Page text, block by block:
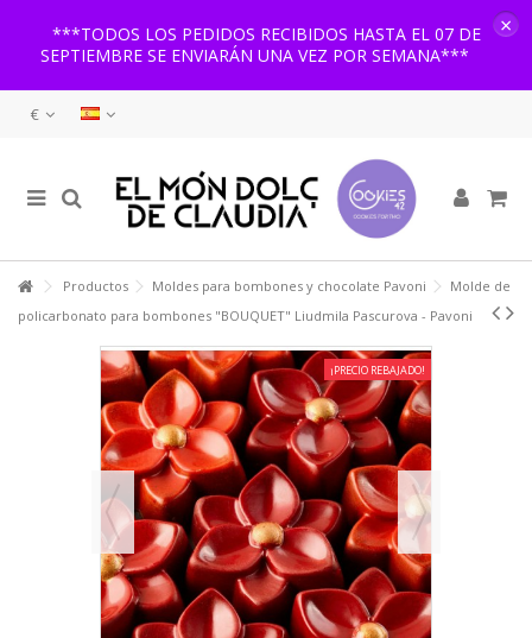
***TODOS LOS PEDIDOS RECIBIDOS HASTA EL 07 DE
SEPTIEMBRE SE ENVIARÁN UNA VEZ POR SEMANA***
×
€
Productos Moldes para bombones y chocolate Pavoni
Molde de
policarbonato para bombones "BOUQUET" Liudmila Pascurova - Pavoni
¡PRECIO REBAJADO!